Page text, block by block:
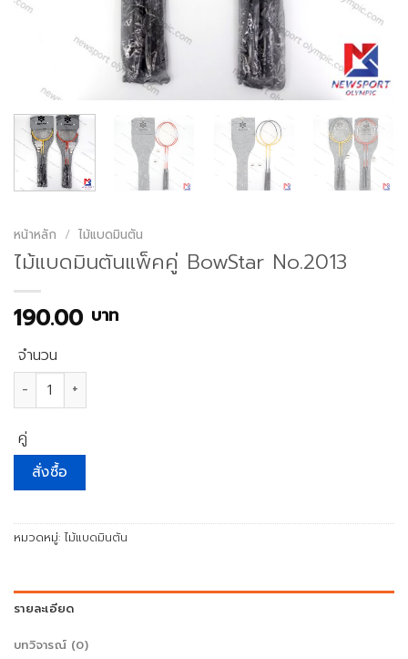
หน้าหลัก / ไม้แบดมินตัน
ไม้แบดมินตันแพ็คคู่ BowStar No.2013
190.00 บาท
จำนวน
จำนวน ไม้แบดมินตันแพ็คคู่ BowStar No.2013 ชิ้น
คู่
สั่งซื้อ
หมวดหมู่:ไม้แบดมินตัน
รายละเอียด
บทวิจารณ์ (0)